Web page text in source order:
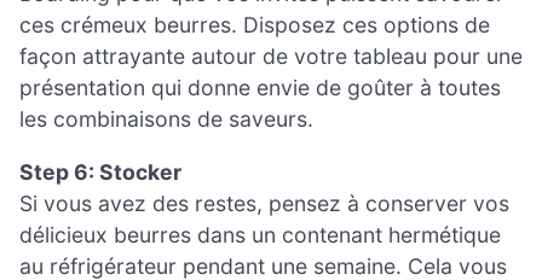
ces crémeux beurres. Disposez ces options de
façon attrayante autour de votre tableau pour une
présentation qui donne envie de goûter à toutes
les combinaisons de saveurs.
Step 6: Stocker
Si vous avez des restes, pensez à conserver vos
délicieux beurres dans un contenant hermétique
au réfrigérateur pendant une semaine. Cela vous